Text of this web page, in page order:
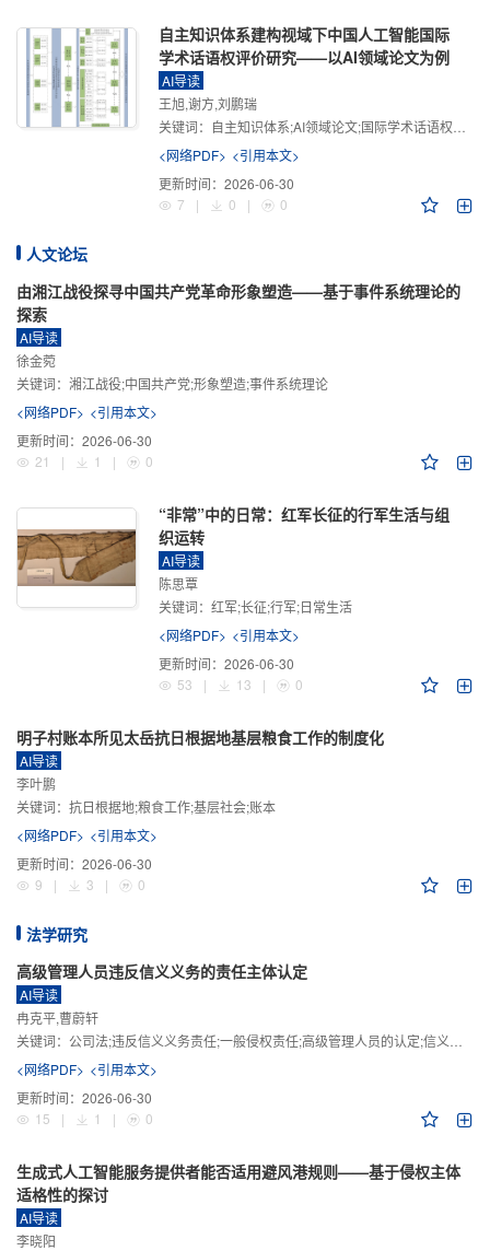
自主知识体系建构视域下中国人工智能国际
学术话语权评价研究——以AI领域论文为例
AI导读
王旭,谢方,刘鹏瑞
关键词： 自主知识体系;AI领域论文;国际学术话语权评价;学术影响力;学术感知力;学术传播力;学术引领力
<网络PDF> <引用本文>
更新时间： 2026-06-30
7
| 0 | 0
人文论坛
由湘江战役探寻中国共产党革命形象塑造——基于事件系统理论的
探索
AI导读
徐金菀
关键词： 湘江战役;中国共产党;形象塑造;事件系统理论
<网络PDF> <引用本文>
更新时间： 2026-06-30
21
| 1 | 0
“非常”中的日常：红军长征的行军生活与组
织运转
AI导读
陈思覃
关键词： 红军;长征;行军;日常生活
<网络PDF> <引用本文>
更新时间： 2026-06-30
53
| 13 | 0
明子村账本所见太岳抗日根据地基层粮食工作的制度化
AI导读
李叶鹏
关键词： 抗日根据地;粮食工作;基层社会;账本
<网络PDF> <引用本文>
更新时间： 2026-06-30
9
| 3 | 0
法学研究
高级管理人员违反信义义务的责任主体认定
AI导读
冉克平,曹蔚轩
关键词： 公司法;违反信义义务责任;一般侵权责任;高级管理人员的认定;信义义务
<网络PDF> <引用本文>
更新时间： 2026-06-30
15
| 1 | 0
生成式人工智能服务提供者能否适用避风港规则——基于侵权主体
适格性的探讨
AI导读
李晓阳